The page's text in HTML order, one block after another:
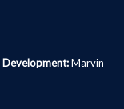
Development: Marvin